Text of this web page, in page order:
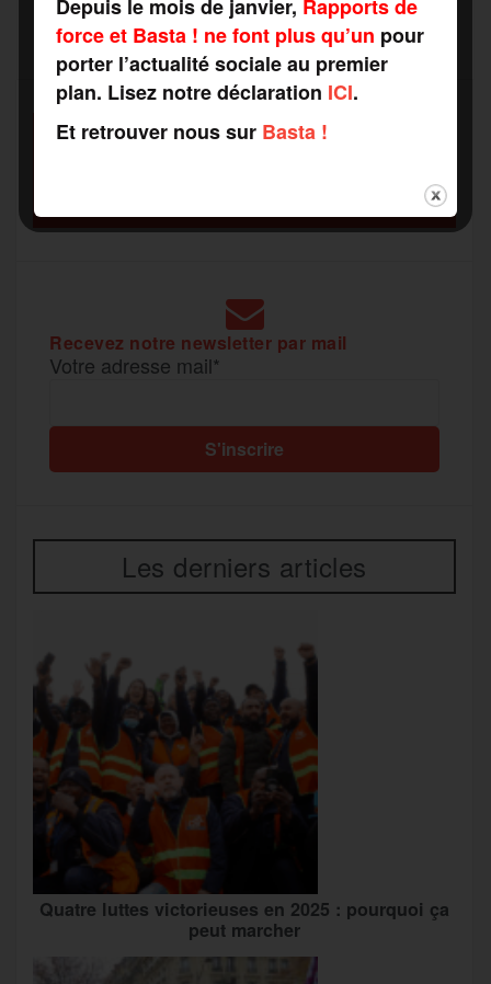
b
o
o
k
t
e
r
l a
g
g
m
t
e
SOUTENEZ
Recevez notre newsletter par mail
Votre adresse mail*
Les derniers articles
Quatre luttes victorieuses en 2025 : pourquoi ça
peut marcher
Depuis le mois de janvier, Rapports de
force et Basta ! ne font plus qu’un pour
porter l’actualité sociale au premier
plan. Lisez notre déclaration ICI.
Et retrouver nous sur Basta !